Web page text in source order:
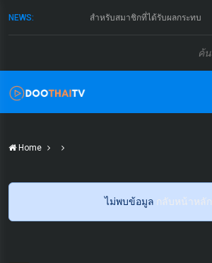
NEWS: สำหรับสมาชิกที่ได้รับผลกระทบ
Home
ไม่พบข้อมูล กลับหน้าหลัก